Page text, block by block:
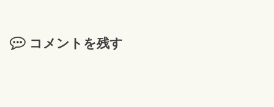
コメントを残す